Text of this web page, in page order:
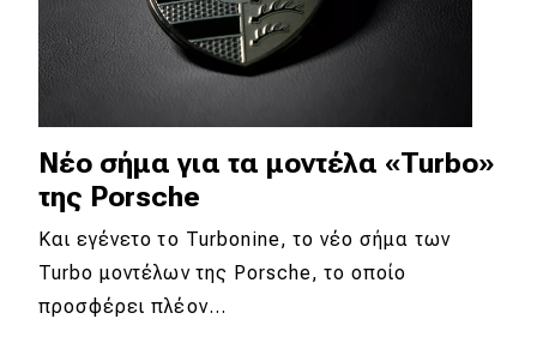
Νέο σήμα για τα μοντέλα «Turbo»
της Porsche
Και εγένετο το Turbonine, το νέο σήμα των
Turbo μοντέλων της Porsche, το οποίο
προσφέρει πλέον…